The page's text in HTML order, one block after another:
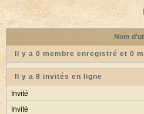
Nom
Il y a 0 membre enregistré et 0
Il y a 8 invités en ligne
Invité
Invité